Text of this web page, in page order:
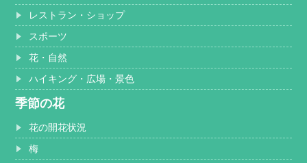
レストラン・ショップ
スポーツ
花・自然
ハイキング・広場・景色
季節の花
花の開花状況
梅